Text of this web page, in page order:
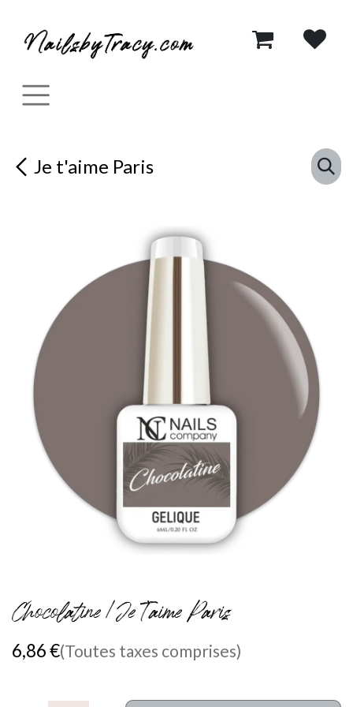
Je t'aime Paris
Chocolatine / Je T'aime Paris
6,86€(Toutes taxes comprises)